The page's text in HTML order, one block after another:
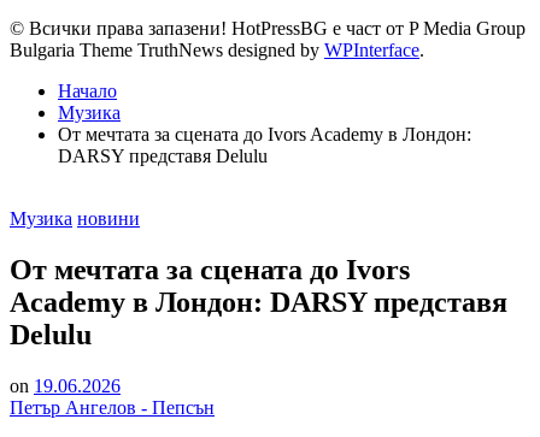
© Всички права запазени! HotPressBG е част от P Media Group
Bulgaria Theme TruthNews designed by WPInterface.
Начало
Музика
От мечтата за сцената до Ivors Academy в Лондон:
DARSY представя Delulu
Posted
Музика новини
От мечтата за сцената до Ivors
Academy в Лондон: DARSY представя
Delulu
on 19.06.2026
Петър Ангелов - Пепсън